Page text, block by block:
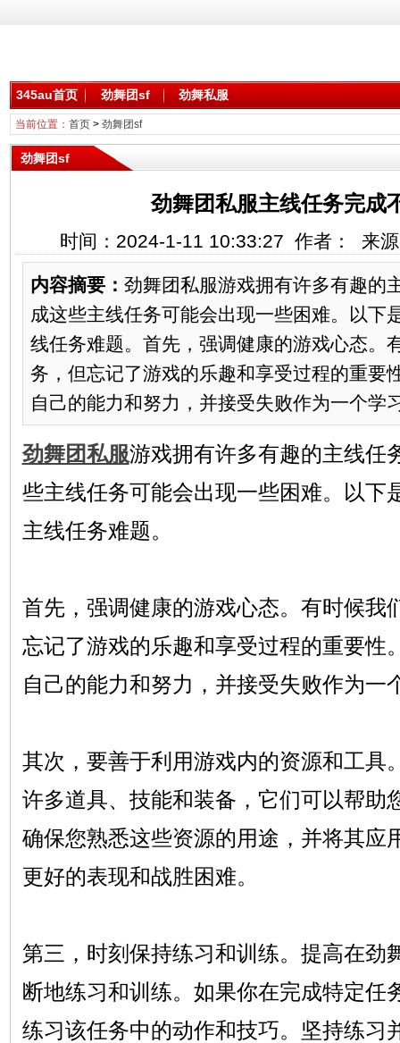
345au首页 劲舞团sf 劲舞私服
当前位置： 首页> 劲舞团sf
劲舞团sf
劲舞团私服主线任务完成
时间：2024-1-11 10:33:27 作者： 来
内容摘要： 劲舞团私服游戏拥有许多有趣的
成这些主线任务可能会出现一些困难。以下
线任务难题。首先，强调健康的游戏心态。
务，但忘记了游戏的乐趣和享受过程的重要
自己的能力和努力，并接受失败作为一个学
劲舞团私服游戏拥有许多有趣的主线任
些主线任务可能会出现一些困难。以下
主线任务难题。
首先，强调健康的游戏心态。有时候我
忘记了游戏的乐趣和享受过程的重要性
自己的能力和努力，并接受失败作为一
其次，要善于利用游戏内的资源和工具
许多道具、技能和装备，它们可以帮助
确保您熟悉这些资源的用途，并将其应
更好的表现和战胜困难。
第三，时刻保持练习和训练。提高在劲
断地练习和训练。如果你在完成特定任
练习该任务中的动作和技巧。坚持练习